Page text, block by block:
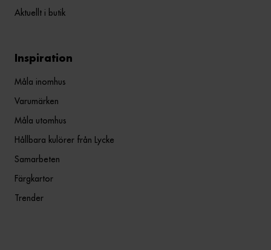
Aktuellt i butik
Inspiration
Måla inomhus
Varumärken
Måla utomhus
Hållbara kulörer från Lycke
Samarbeten
Färgkartor
Trender